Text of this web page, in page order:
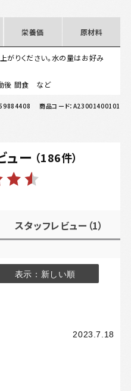
栄養価 原材料
りください。水の量はお好み
動後 間食 など
商品コード： A23001400101
ュー （186件）
スタッフレビュー （1）
表示：新しい順
2023.7.18